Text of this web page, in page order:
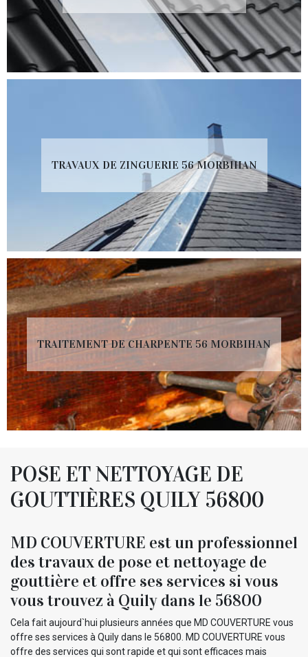
TRAVAUX DE ZINGUERIE 56 MORBIHAN
TRAITEMENT DE CHARPENTE 56 MORBIHAN
POSE ET NETTOYAGE DE
GOUTTIÈRES QUILY 56800
MD COUVERTURE est un professionnel
des travaux de pose et nettoyage de
gouttière et offre ses services si vous
vous trouvez à Quily dans le 56800
Cela fait aujourd`hui plusieurs années que MD COUVERTURE vous
offre ses services à Quily dans le 56800. MD COUVERTURE vous
offre des services qui sont rapide et qui sont efficaces mais